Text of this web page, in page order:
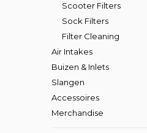
Scooter Filters
Sock Filters
Filter Cleaning
Air Intakes
Buizen & Inlets
Slangen
Accessoires
Merchandise